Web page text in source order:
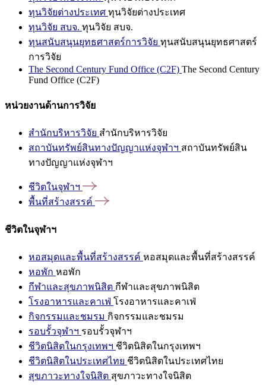
ทุนวิจัยต่างประเทศ ทุนวิจัยต่างประเทศ
ทุนวิจัย สบจ. ทุนวิจัย สบจ.
ทุนสนับสนุนยุทธศาสตร์การวิจัย ทุนสนับสนุนยุทธศาสตร์
การวิจัย
The Second Century Fund Office (C2F) The Second Century
Fund Office (C2F)
หน่วยงานด้านการวิจัย
สำนักบริหารวิจัย สำนักบริหารวิจัย
สถาบันทรัพย์สินทางปัญญาแห่งจุฬาฯ สถาบันทรัพย์สิน
ทางปัญญาแห่งจุฬาฯ
ชีวิตในจุฬาฯ
พื้นที่สร้างสรรค์
ชีวิตในจุฬาฯ
หอสมุดและพื้นที่สร้างสรรค์ หอสมุดและพื้นที่สร้างสรรค์
หอพัก หอพัก
กีฬาและสุขภาพนิสิต กีฬาและสุขภาพนิสิต
โรงอาหารและคาเฟ่ โรงอาหารและคาเฟ่
กิจกรรมและชมรม กิจกรรมและชมรม
รอบรั้วจุฬาฯ รอบรั้วจุฬาฯ
ชีวิตนิสิตในกรุงเทพฯ ชีวิตนิสิตในกรุงเทพฯ
ชีวิตนิสิตในประเทศไทย ชีวิตนิสิตในประเทศไทย
สุขภาวะทางใจนิสิต สุขภาวะทางใจนิสิต